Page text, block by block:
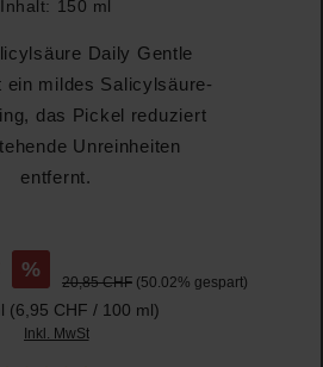
Inhalt: 150 ml
Daily Gentle
ein mildes Salicylsäure-
das Pickel reduziert
Unreinheiten
entfernt.
%
20,85 CHF (50.02% gespart)
(6,95 CHF / 100 ml)
Inkl. MwSt